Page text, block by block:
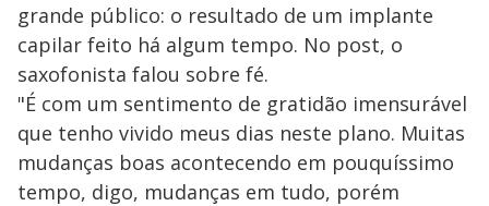
grande público: o resultado de um implante
capilar feito há algum tempo. No post, o
saxofonista falou sobre fé.
"É com um sentimento de gratidão imensurável
que tenho vivido meus dias neste plano. Muitas
mudanças boas acontecendo em pouquíssimo
tempo, digo, mudanças em tudo, porém